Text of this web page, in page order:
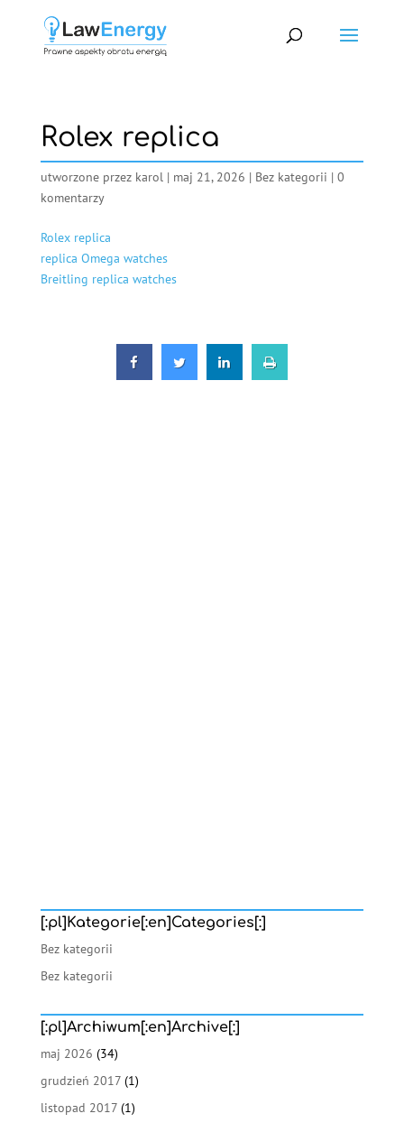
Rolex replica
utworzone przez karol| maj 21, 2026 | Bez kategorii | 0
komentarzy
Rolex replica
replica Omega watches
Breitling replica watches
[:pl]Kategorie[:en]Categories[:]
Bez kategorii
Bez kategorii
[:pl]Archiwum[:en]Archive[:]
maj 2026 (34)
grudzień 2017(1)
listopad 2017(1)